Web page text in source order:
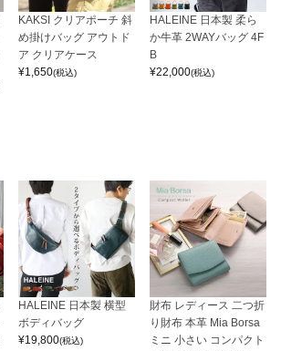
KAKSI クリアポーチ 斜
め掛けバッグ アウトド
ア クリアケース
¥1,650(税込)
HALEINE 日本製 柔ら
か牛革 2WAYバッグ 4F
B
¥22,000(税込)
HALEINE 日本製 横型
ボディバッグ
¥19,800(税込)
財布 レディース 二つ折
り財布 本革 Mia Borsa
ミニ 小さい コンパクト